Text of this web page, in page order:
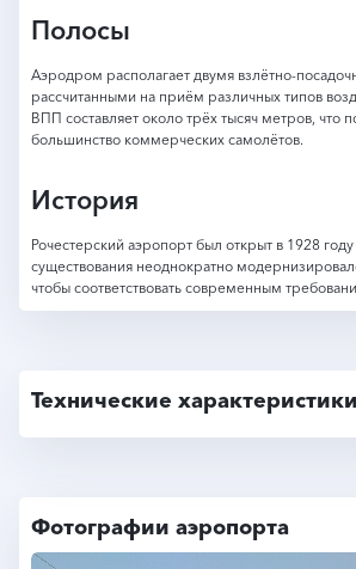
Полосы
Аэродром располагает двумя взлётно-
рассчитанными на приём различных типов
ВПП составляет около трёх тысяч метров, что
большинство коммерческих самолётов.
История
Рочестерский аэропорт был открыт в 1928
существования неоднократно
чтобы соответствовать современным
Технические характеристики
Фотографии аэропорта